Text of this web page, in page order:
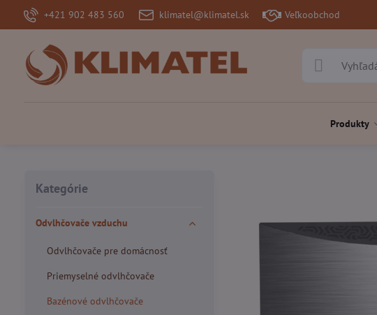
+421 902 483 560 klimatel@klimatel.sk Veľkoobchod
Produkty
Kategórie
Odvlhčovače vzduchu
Odvlhčovače pre domácnosť
Priemyselné odvlhčovače
Bazénové odvlhčovače